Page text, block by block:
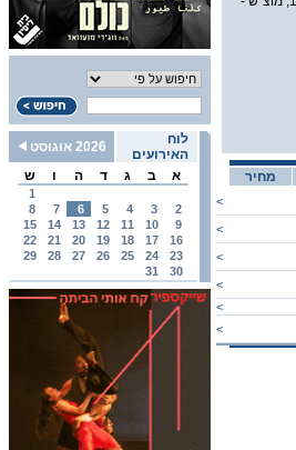
לוח
האירועים
2026 אוגוסט
א
ב ג ד ה ו ש
1
2
3
4
5
6
7
8
9
10
11
12
13
14
15
16
17
18
19
20
21
22
23
24
25
26
27
28
29
30
31
מחיר
<
<
<
<
<
<